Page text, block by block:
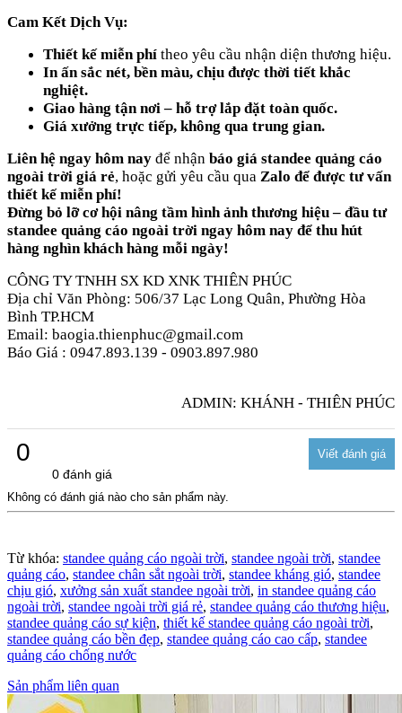
Cam Kết Dịch Vụ:
Thiết kế miễn phí theo yêu cầu nhận diện thương hiệu.
In ấn sắc nét, bền màu, chịu được thời tiết khắc
nghiệt.
Giao hàng tận nơi – hỗ trợ lắp đặt toàn quốc.
Giá xưởng trực tiếp, không qua trung gian.
Liên hệ ngay hôm nay để nhận báo giá standee quảng cáo
ngoài trời giá rẻ, hoặc gửi yêu cầu qua Zalo để được tư vấn
thiết kế miễn phí!
Đừng bỏ lỡ cơ hội nâng tầm hình ảnh thương hiệu – đầu tư
standee quảng cáo ngoài trời ngay hôm nay để thu hút
hàng nghìn khách hàng mỗi ngày!
CÔNG TY TNHH SX KD XNK THIÊN PHÚC
Địa chỉ Văn Phòng: 506/37 Lạc Long Quân, Phường Hòa
Bình TP.HCM
Email: baogia.thienphuc@gmail.com
Báo Giá : 0947.893.139 - 0903.897.980
ADMIN: KHÁNH - THIÊN PHÚC
0
0 đánh giá
Không có đánh giá nào cho sản phẩm này.
Từ khóa: standee quảng cáo ngoài trời, standee ngoài trời, standee
quảng cáo, standee chân sắt ngoài trời, standee kháng gió, standee
chịu gió, xưởng sản xuất standee ngoài trời, in standee quảng cáo
ngoài trời, standee ngoài trời giá rẻ, standee quảng cáo thương hiệu,
standee quảng cáo sự kiện, thiết kế standee quảng cáo ngoài trời,
standee quảng cáo bền đẹp, standee quảng cáo cao cấp, standee
quảng cáo chống nước
Sản phẩm liên quan